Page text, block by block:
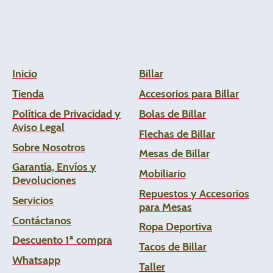
Inicio
Tienda
Política de Privacidad y
Aviso Legal
Sobre Nosotros
Garantía, Envíos y
Devoluciones
Servicios
Contáctanos
Descuento 1ª compra
Whatsapp
Billar
Accesorios para Billar
Bolas de Billar
Flechas de Billar
Mesas de Billar
Mobiliario
Repuestos y Accesorios
para Mesas
Ropa Deportiva
Tacos de Billar
Taller